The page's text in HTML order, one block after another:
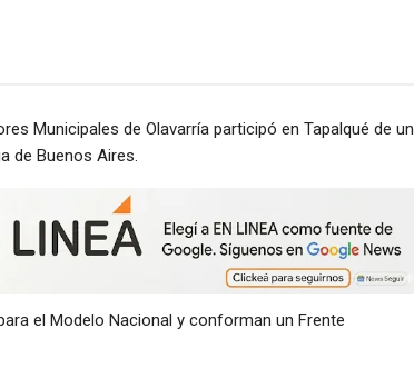
Municipales de Olavarría participó en Tapalqué de un
de Buenos Aires.
el Modelo Nacional y conforman un Frente